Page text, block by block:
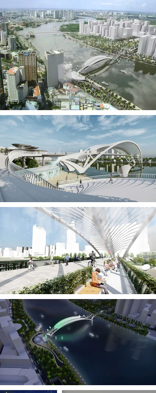
rượu…
Cây cầu không chỉ thể hiện lối sống “thành phố
cùng thiên nhiên” từ góc nhìn địa phương, mà còn
mang lại nhận diện đặc trưng của thành phố ra
toàn thế giới — ngay cả khi nhìn từ ảnh vệ tinh.